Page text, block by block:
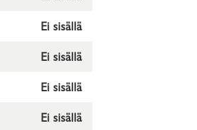
Ei sisällä
Ei sisällä
Ei sisällä
Ei sisällä